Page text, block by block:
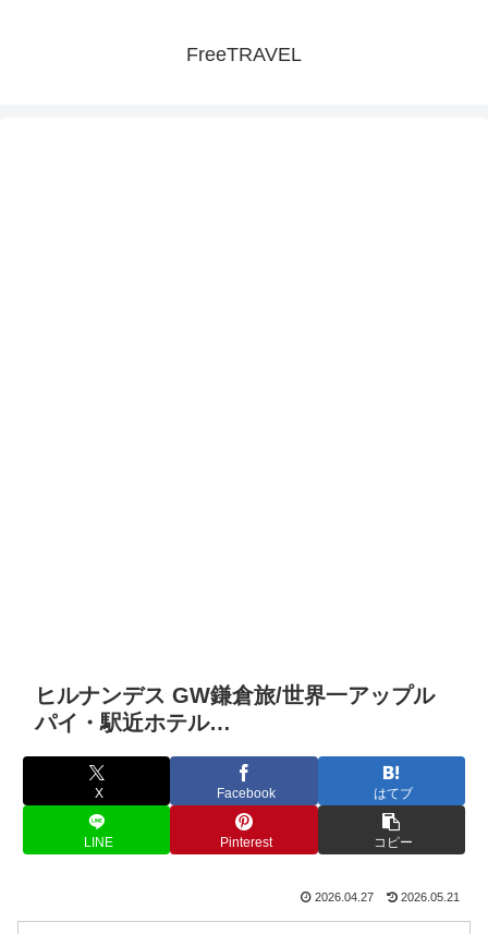
FreeTRAVEL
ヒルナンデス GW鎌倉旅/世界一アップル
パイ・駅近ホテル…
X Facebook はてブ
LINE Pinterest コピー
2026.04.27 2026.05.21